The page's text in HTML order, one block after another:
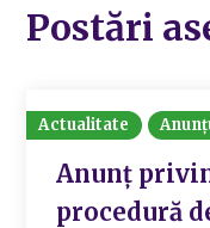
Postări
Actualitate
Anunț
procedură